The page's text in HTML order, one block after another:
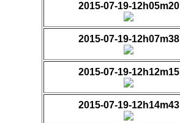
2015-07-19-12h05m20
2015-07-19-12h07m38
2015-07-19-12h12m15
2015-07-19-12h14m43